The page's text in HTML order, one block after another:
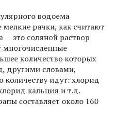
водоема
мелкие рачки, как считают
это соляной раствор
многочисленные
количество которых
другими словами,
количеству идут: хлорид
кальция и т.д.
составляет около 160